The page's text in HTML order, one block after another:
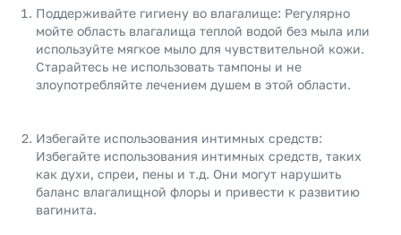
Поддерживайте гигиену во влагалище: Регулярно
мойте область влагалища теплой водой без мыла или
используйте мягкое мыло для чувствительной кожи.
Старайтесь не использовать тампоны и не
злоупотребляйте лечением душем в этой области.
Избегайте использования интимных средств:
Избегайте использования интимных средств, таких
как духи, спреи, пены и т.д. Они могут нарушить
баланс влагалищной флоры и привести к развитию
вагинита.